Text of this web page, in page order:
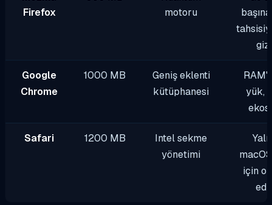
Firefox
motoru
Google
Chrome
1000 MB
Geniş eklenti
kütüphanesi
yük,
Safari 1200 MB
Intel sekme
yönetimi
için